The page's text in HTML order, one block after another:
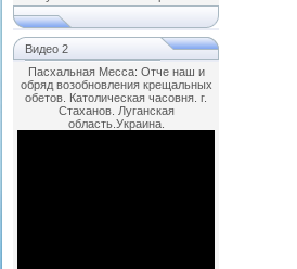
Видео 2
Пасхальная Месса: Отче наш и
обряд возобновления крещальных
обетов. Католическая часовня. г.
Стаханов. Луганская
область.Украина.